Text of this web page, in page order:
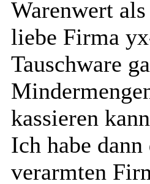
Warenwert
liebe Firma
Tauschware
kassieren
Ich habe
verarmten